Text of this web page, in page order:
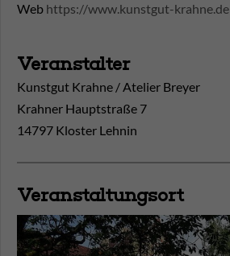
Web https://www.kunstgut-krahne.de
Veranstalter
Kunstgut Krahne / Atelier Breyer
Krahner Hauptstraße 7
14797 Kloster Lehnin
Veranstaltungsort